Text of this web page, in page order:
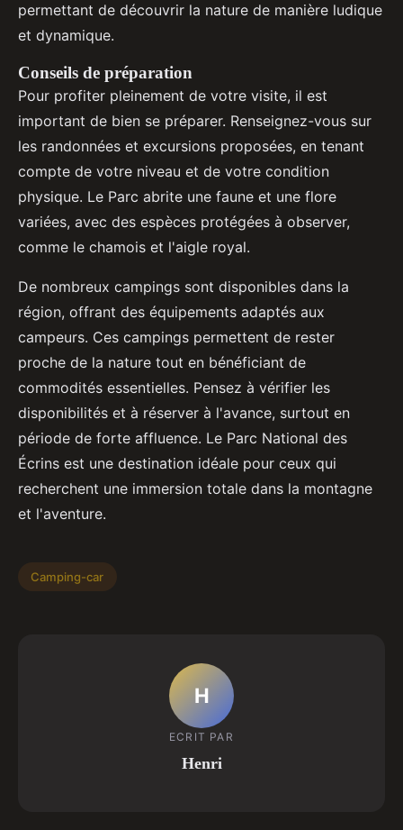
permettant de découvrir la nature de manière ludique
et dynamique.
Conseils de préparation
Pour profiter pleinement de votre visite, il est
important de bien se préparer. Renseignez-vous sur
les randonnées et excursions proposées, en tenant
compte de votre niveau et de votre condition
physique. Le Parc abrite une faune et une flore
variées, avec des espèces protégées à observer,
comme le chamois et l'aigle royal.
De nombreux campings sont disponibles dans la
région, offrant des équipements adaptés aux
campeurs. Ces campings permettent de rester
proche de la nature tout en bénéficiant de
commodités essentielles. Pensez à vérifier les
disponibilités et à réserver à l'avance, surtout en
période de forte affluence. Le Parc National des
Écrins est une destination idéale pour ceux qui
recherchent une immersion totale dans la montagne
et l'aventure.
Camping-car
H
ECRIT PAR
Henri